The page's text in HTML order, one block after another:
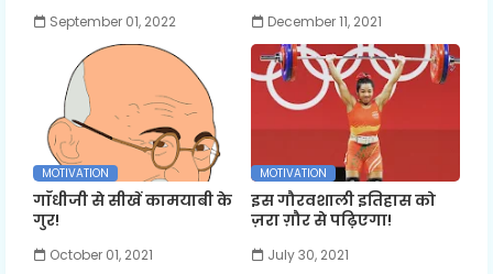
September 01, 2022 December 11, 2021
MOTIVATION
गाँधीजी से सीखें कामयाबी के
गुर!
October 01, 2021
MOTIVATION
इस गौरवशाली इतिहास को
ज़रा ग़ौर से पढ़िएगा!
July 30, 2021